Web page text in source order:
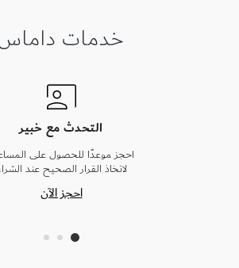
خدمات
التحدث مع خبير
احجز موعدًا للحصول على
لاتخاذ القرار الصحيح عند
احجز الآن